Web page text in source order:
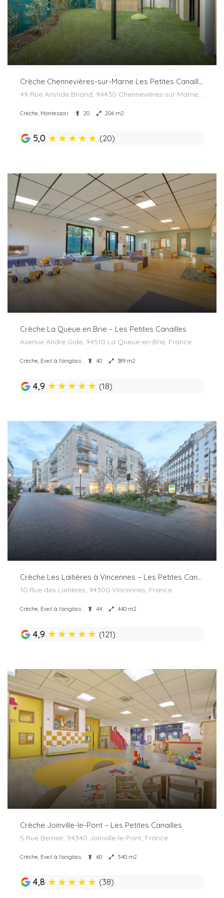
Crèche Chennevières-sur-Marne Les Petites Canailles
49 Rue Aristide Briand, 94430 Chennevières-sur-Marne, France
Crèche, Montessori 20 206 m2
5,0 ★★★★★ (20)
Crèche La Queue en Brie – Les Petites Canailles
Avenue André Gide, 94510 La Queue-en-Brie, France
Crèche, Eveil à l'anglais 40 389 m2
4,9 ★★★★★ (18)
Crèche Les Laitières à Vincennes – Les Petites Canailles
10 Rue des Laitières, 94300 Vincennes, France
Crèche, Eveil à l'anglais 44 440 m2
4,9 ★★★★★ (121)
Crèche Joinville-le-Pont – Les Petites Canailles
5 Rue Bernier, 94340 Joinville-le-Pont, France
Crèche, Eveil à l'anglais 60 540 m2
4,8 ★★★★★ (38)